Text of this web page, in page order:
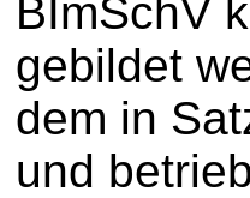
BImSchV
gebildet
dem in
und